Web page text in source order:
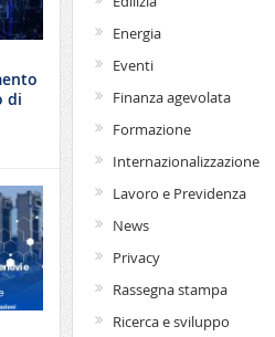
di
Energia
Eventi
Finanza agevolata
Formazione
Internazionalizzazione
Lavoro e Previdenza
News
Privacy
Rassegna stampa
Ricerca e sviluppo